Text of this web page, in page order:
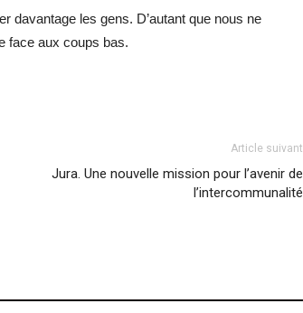
davantage les gens. D’autant que nous ne
face aux coups bas.
Article suivant
Jura. Une nouvelle mission pour l’avenir de
l’intercommunalité